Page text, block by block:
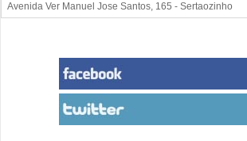
Avenida Ver Manuel Jose Santos, 165 - Sertaozinho